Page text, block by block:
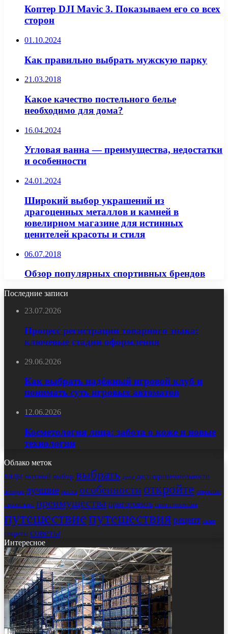
Коптер DJI Mavic 3. Показываем его со всех
сторон
01.10.2024
Как правильно выбрать мужскую парку
21.03.2018
Какое качество постельного белье
необходимо для дома?
16.04.2024
Угловая ванна — преимущества, недостатки
и особенности
24.01.2024
Широкий выбор украшений из
драгоценных металлов и камней в
ювелирном магазине для истинных
ценителей красоты и стиля
06.07.2018
Обзор популярных спортивных брендов
Последние записи
23.07.2026
Процесс регистрации товарного знака:
ключевые стадии оформления
29.06.2026
Как выбрать надёжный игровой клуб и
понимать суть игровых автоматов
12.06.2026
Косметология лица: забота о коже и новые
технологии
Облако меток
виды вкусный выбор выбрать дома достопримечательности
история лучшие места особенности откройте открытие
правильно преимущества приготовить приготовления
путешествиепутешествиярецепт салат
секреты советы
Интересное